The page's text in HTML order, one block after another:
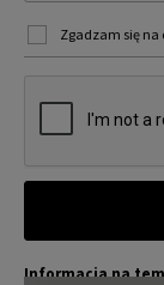
Zgadzam się
Informacja na